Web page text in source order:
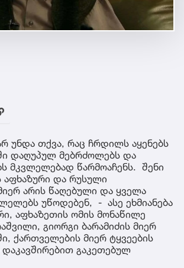
უნდა თქვა, რაც ჩრდილს აყენებს
დაღუპულ მებრძოლებს და
მკვლელებად წარმოაჩენს. შენი
აფხაზური და რუსული
არის წაღებული და ყველა
უწოდებენ, - ასე ეხმიანება
აფხაზეთის ომის მონაწილე
გიორგი ბარამიძის მიერ
ქართველების მიერ ტყვეების
გაკეთებულ